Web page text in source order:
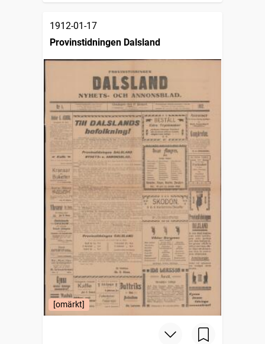
1912-01-17
Provinstidningen Dalsland
[omärkt]